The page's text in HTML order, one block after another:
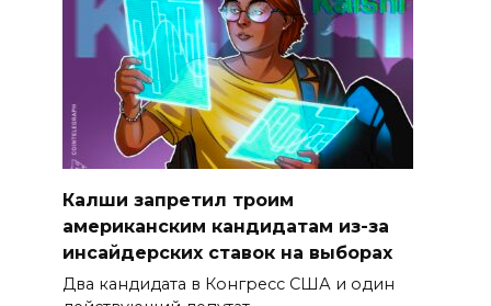
Калши запретил троим
американским кандидатам из-за
инсайдерских ставок на выборах
Два кандидата в Конгресс США и один